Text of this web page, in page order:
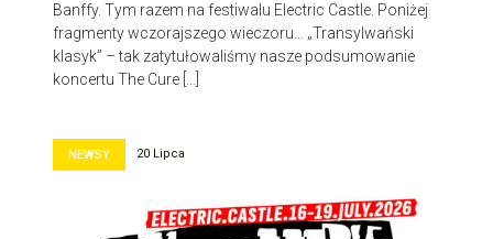
Banffy. Tym razem na festiwalu Electric Castle. Poniżej
fragmenty wczorajszego wieczoru… „Transylwański
klasyk” – tak zatytułowaliśmy nasze podsumowanie
koncertu The Cure […]
NEWSY 20 Lipca